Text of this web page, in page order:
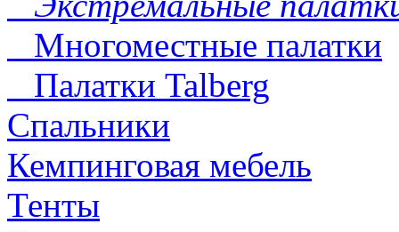
Многоместные палатки
Палатки Talberg
Спальники
Кемпинговая мебель
Тенты